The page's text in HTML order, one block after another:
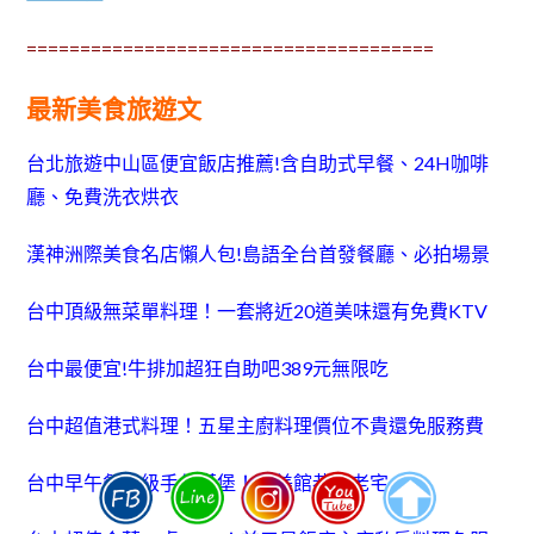
======================================
最新美食旅遊文
台北旅遊中山區便宜飯店推薦!含自助式早餐、24H咖啡
廳、免費洗衣烘衣
漢神洲際美食名店懶人包!島語全台首發餐廳、必拍場景
台中頂級無菜單料理！一套將近20道美味還有免費KTV
台中最便宜!牛排加超狂自助吧389元無限吃
台中超值港式料理！五星主廚料理價位不貴還免服務費
台中早午餐神級手作漢堡！國美館巷弄老宅